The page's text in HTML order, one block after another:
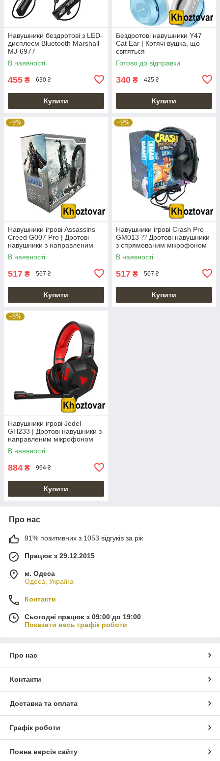
Навушники бездротові з LED-
дисплеєм Bluetooth Marshall
MJ-6977
В наявності
455 ₴ 630 ₴
Купити
Бездротові навушники Y47
Cat Ear | Котячі вушка, що
світяться
Готово до відправки
340 ₴ 425 ₴
Купити
–9%
Навушники ігрові Assassins
Creed G007 Pro | Дротові
навушники з направленим
мікрофоном
В наявності
517 ₴ 567 ₴
Купити
–9%
Навушники ігрові Crash Pro
GM013 ⁇ Дротові навушники
з спрямованим мікрофоном
В наявності
517 ₴ 567 ₴
Купити
–8%
Навушники ігрові Jedel
GH233 | Дротові навушники з
направленим мікрофоном
В наявності
884 ₴ 964 ₴
Купити
Про нас
91% позитивних з 1053 відгуків за рік
Працює з 29.12.2015
м. Одеса
Одеса, Україна
Контакти
Сьогодні працює з 09:00 до 19:00
Показати весь графік роботи
Про нас
Контакти
Доставка та оплата
Графік роботи
Повна версія сайту